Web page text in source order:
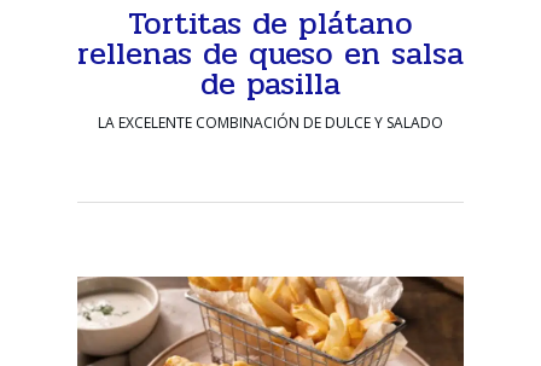
Tortitas de plátano
rellenas de queso en salsa
de pasilla
LA EXCELENTE COMBINACIÓN DE DULCE Y SALADO